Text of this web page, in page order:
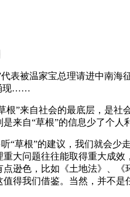
表被温家宝总理请进中南
现……
根”来自社会的最底层，是
来自“草根”的信息少了个
“草根”的建议，我们就会
大问题往往能取得重大成
逊色，比如《土地法》、
得我们借鉴。当然，并不是